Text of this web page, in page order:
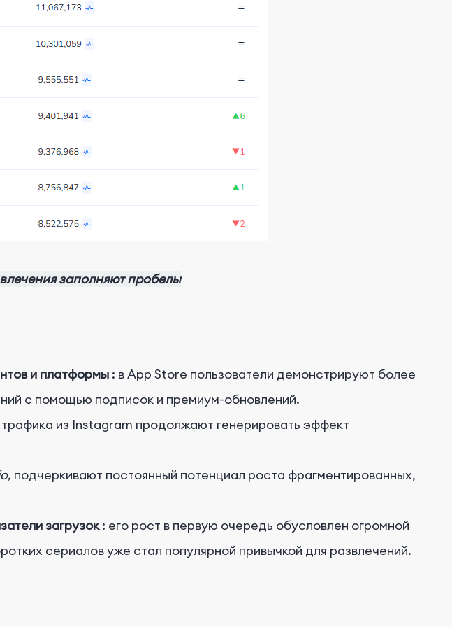
заполняют пробелы
и платформы : в App Store пользователи демонстрируют более
с помощью подписок и премиум-обновлений.
трафика из Instagram продолжают генерировать эффект
подчеркивают постоянный потенциал роста фрагментированных,
загрузок : его рост в первую очередь обусловлен огромной
сериалов уже стал популярной привычкой для развлечений.